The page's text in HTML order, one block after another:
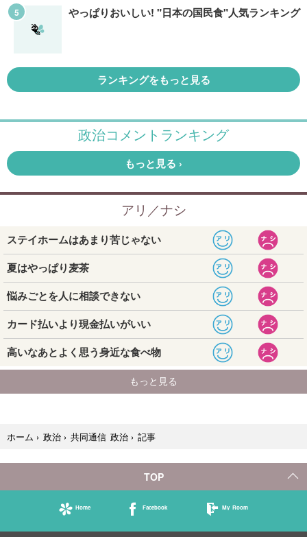
やっぱりおいしい! "日本の国民食"人気ランキング
ランキングをもっと見る
ホーム › 政治 › 共同通信 政治 › 記事
TOP
Home Facebook My Room